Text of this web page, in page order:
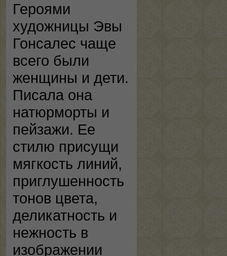
Героями
художницы Эвы
Гонсалес чаще
всего были
женщины и дети.
Писала она
натюрморты и
пейзажи. Ее
стилю присущи
мягкость линий,
приглушенность
тонов цвета,
деликатность и
нежность в
изображении